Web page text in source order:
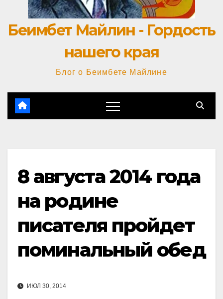
Беимбет Майлин - Гордость
нашего края
Блог о Беимбете Майлине
8 августа 2014 года
на родине
писателя пройдет
поминальный обед
ИЮЛ 30, 2014